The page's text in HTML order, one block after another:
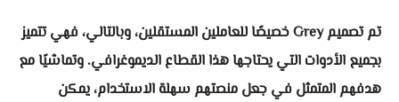
تم تصميم Grey خصيصًا للعاملين المستقلين، وبالتالي، فهي تتميز
بجميع الأدوات التي يحتاجها هذا القطاع الديموغرافي. وتماشيًا مع
هدفهم المتمثل في جعل منصتهم سهلة الاستخدام، يمكن